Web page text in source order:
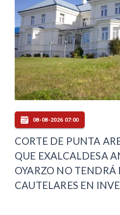
08-08-2026 07:00
CORTE DE PUNTA
QUE EXALCALDESA
OYARZO NO TENDRÁ
CAUTELARES EN